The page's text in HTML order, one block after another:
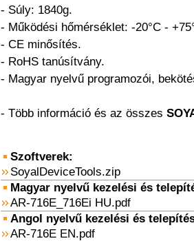
- Súly: 1840g.
- Működési hőmérséklet: -20°C -
- CE minősítés.
- RoHS tanúsítvány.
- Magyar nyelvű programozói,
- Több információ és az összes
Szoftverek:
SoyalDeviceTools.zip
Magyar nyelvű kezelési és
AR-716E_716Ei HU.pdf
Angol nyelvű kezelési és
AR-716E EN.pdf